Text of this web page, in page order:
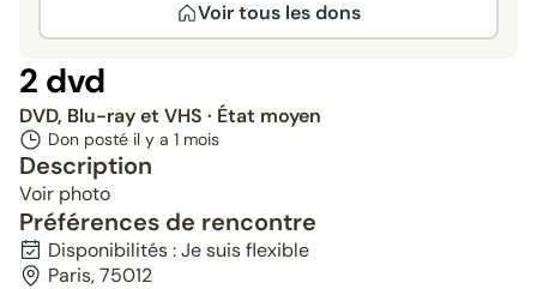
Voir tous les dons
2 dvd
DVD, Blu-ray et VHS · État moyen
Don posté il y a 1 mois
Description
Voir photo
Préférences de rencontre
Disponibilités : Je suis flexible
Paris, 75012